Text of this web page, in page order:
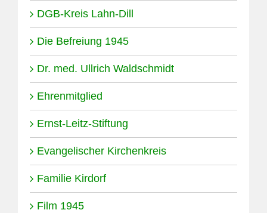
DGB-Kreis Lahn-Dill
Die Befreiung 1945
Dr. med. Ullrich Waldschmidt
Ehrenmitglied
Ernst-Leitz-Stiftung
Evangelischer Kirchenkreis
Familie Kirdorf
Film 1945